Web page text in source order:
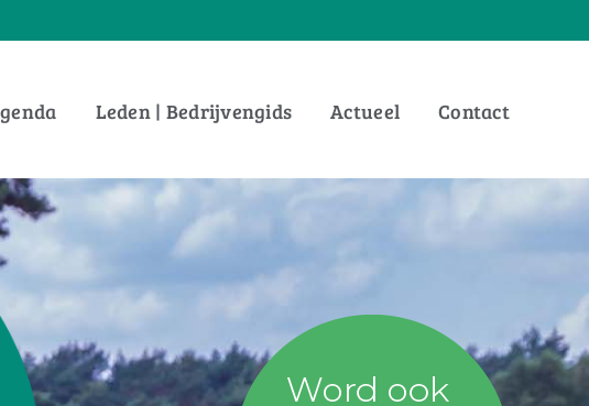
Leden | Bedrijvengids Actueel Contact